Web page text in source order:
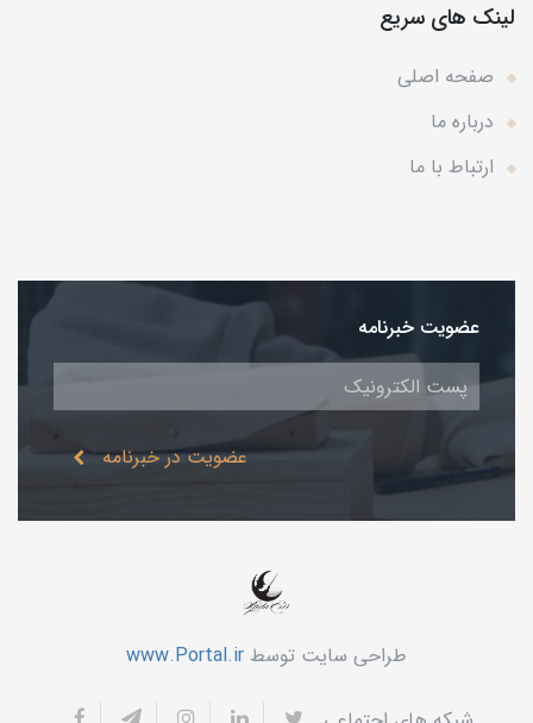
لینک های سریع
صفحه اصلی
درباره ما
ارتباط با ما
عضویت خبرنامه
عضویت در خبرنامه
طراحی سایت توسط www.Portal.ir